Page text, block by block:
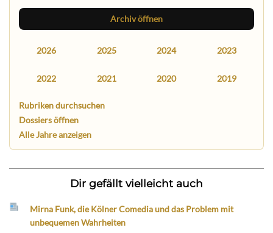
Archiv öffnen
2026 2025 2024 2023
2022 2021 2020 2019
Rubriken durchsuchen
Dossiers öffnen
Alle Jahre anzeigen
Dir gefällt vielleicht auch
Mirna Funk, die Kölner Comedia und das Problem mit
unbequemen Wahrheiten